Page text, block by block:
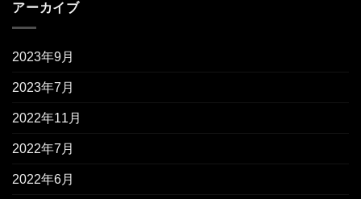
アーカイブ
2023年9月
2023年7月
2022年11月
2022年7月
2022年6月